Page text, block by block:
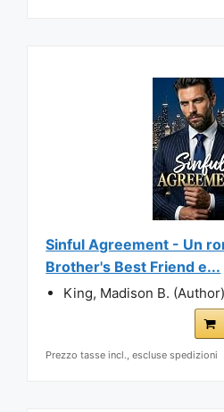
Sinful Agreement - Un
Brother's Best Friend e...
King, Madison B. (Author)
Prezzo tasse incl., escluse spedizioni